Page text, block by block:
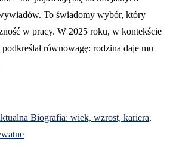
To świadomy wybór, który
w pracy. W 2025 roku, w kontekście
równowagę: rodzina daje mu
Biografia: wiek, wzrost, kariera,